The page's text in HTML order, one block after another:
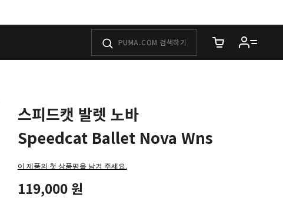
장바구니에 담은
스피드캣 발렛 노바
Speedcat Ballet Nova Wns
이 제품의 첫 상품평을 남겨 주세요.
119,000 원